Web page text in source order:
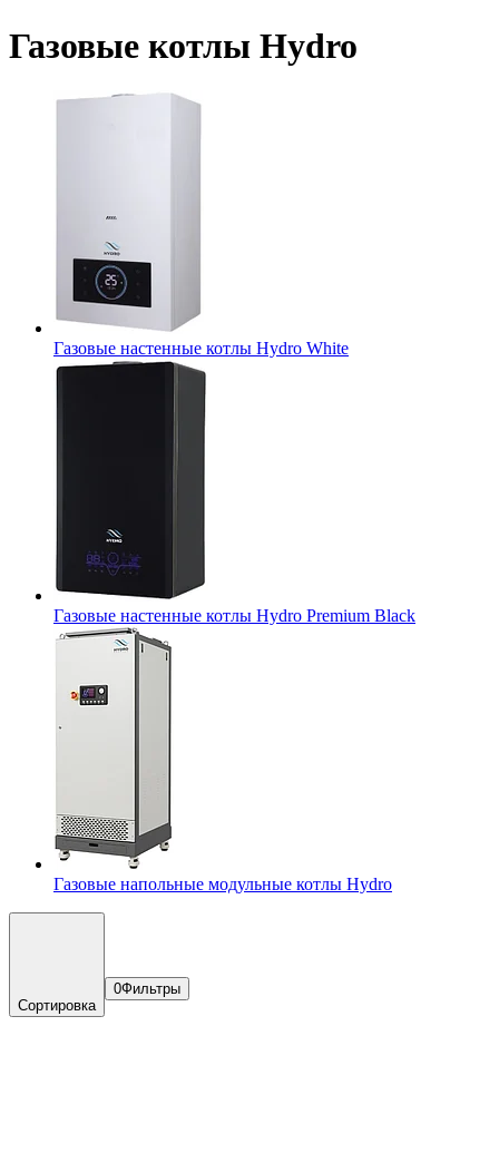
Газовые котлы Hydro
Газовые настенные котлы Hydro White
Газовые настенные котлы Hydro Premium Black
Газовые напольные модульные котлы Hydro
Сортировка
0Фильтры